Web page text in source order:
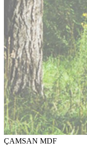
ÇAMSAN MDF